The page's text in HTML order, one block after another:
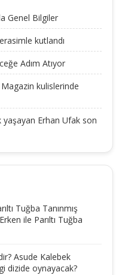
Genel Bilgiler
kutlandı
Adım Atıyor
kulislerinde
Erhan Ufak son
Tuğba Tanınmış
ile Parıltı Tuğba
Asude Kalebek
dizide oynayacak?